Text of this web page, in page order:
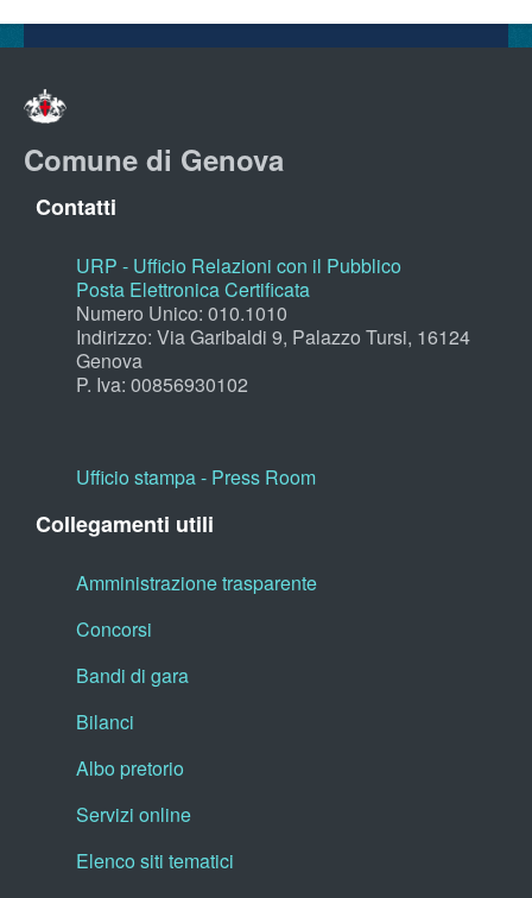
Comune di Genova
Contatti
URP - Ufficio Relazioni con il Pubblico
Posta Elettronica Certificata
Numero Unico: 010.1010
Indirizzo: Via Garibaldi 9, Palazzo Tursi, 16124
Genova
P. Iva: 00856930102
Ufficio stampa - Press Room
Collegamenti utili
Amministrazione trasparente
Concorsi
Bandi di gara
Bilanci
Albo pretorio
Servizi online
Elenco siti tematici